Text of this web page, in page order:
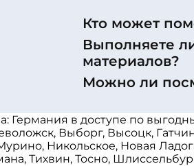
Кто может
Выполняете
материалов?
Можно ли
Германия в доступе по
Выборг, Высоцк,
Никольское, Новая
Тихвин, Тосно,